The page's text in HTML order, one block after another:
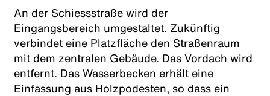
An der Schiessstraße wird der
Eingangsbereich umgestaltet. Zukünftig
verbindet eine Platzfläche den Straßenraum
mit dem zentralen Gebäude. Das Vordach wird
entfernt. Das Wasserbecken erhält eine
Einfassung aus Holzpodesten, so dass ein